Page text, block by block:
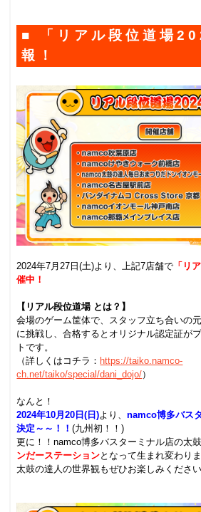
■ 「リアル段位道場
報！
2024年7月27日(土)より、上記7店舗で 「リ
催中！
【リアル段位道場 とは？】
会場のゲーム筐体で、スタッフ立ち合いの
に挑戦し、合格するとオリジナル認定証が
トです。
（詳しくはコチラ： https://taiko.namco-
ch.net/taiko/special/dani_dojo/）
なんと！
2024年10月20日(日)より 、namco博多バス
決定～～！！(九州初！！)
更に！！namco博多バスターミナル店の太
ンだーステーションとなって生まれ変わり
太鼓の達人の世界観もぜひお楽しみくださ